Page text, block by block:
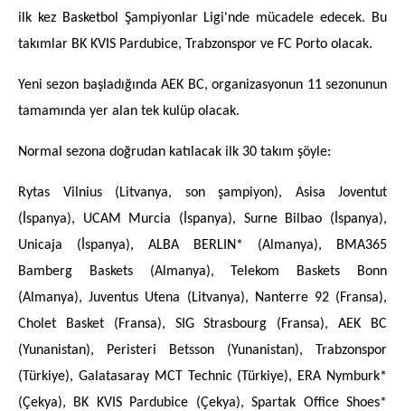
ilk kez Basketbol Şampiyonlar Ligi'nde mücadele edecek. Bu
takımlar BK KVIS Pardubice, Trabzonspor ve FC Porto olacak.
Yeni sezon başladığında AEK BC, organizasyonun 11 sezonunun
tamamında yer alan tek kulüp olacak.
Normal sezona doğrudan katılacak ilk 30 takım şöyle:
Rytas Vilnius (Litvanya, son şampiyon), Asisa Joventut
(İspanya), UCAM Murcia (İspanya), Surne Bilbao (İspanya),
Unicaja (İspanya), ALBA BERLIN* (Almanya), BMA365
Bamberg Baskets (Almanya), Telekom Baskets Bonn
(Almanya), Juventus Utena (Litvanya), Nanterre 92 (Fransa),
Cholet Basket (Fransa), SIG Strasbourg (Fransa), AEK BC
(Yunanistan), Peristeri Betsson (Yunanistan), Trabzonspor
(Türkiye), Galatasaray MCT Technic (Türkiye), ERA Nymburk*
(Çekya), BK KVIS Pardubice (Çekya), Spartak Office Shoes*